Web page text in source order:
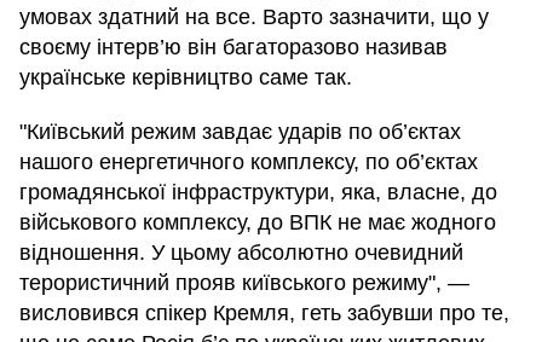
умовах здатний на все. Варто зазначити, що у
своєму інтерв’ю він багаторазово називав
українське керівництво саме так.
"Київський режим завдає ударів по об’єктах
нашого енергетичного комплексу, по об’єктах
громадянської інфраструктури, яка, власне, до
військового комплексу, до ВПК не має жодного
відношення. У цьому абсолютно очевидний
терористичний прояв київського режиму", —
висловився спікер Кремля, геть забувши про те,